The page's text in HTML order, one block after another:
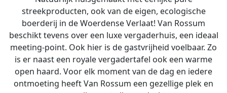
streekproducten, ook van de eigen, ecologische
boerderij in de Woerdense Verlaat! Van Rossum
beschikt tevens over een luxe vergaderhuis, een ideaal
meeting-point. Ook hier is de gastvrijheid voelbaar. Zo
is er naast een royale vergadertafel ook een warme
open haard. Voor elk moment van de dag en iedere
ontmoeting heeft Van Rossum een gezellige plek en